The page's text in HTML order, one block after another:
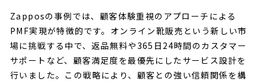
Zapposの事例では、顧客体験重視のアプローチによる
PMF実現が特徴的です。オンライン靴販売という新しい市
場に挑戦する中で、返品無料や365日24時間のカスタマー
サポートなど、顧客満足度を最優先にしたサービス設計を
行いました。この戦略により、顧客との強い信頼関係を構